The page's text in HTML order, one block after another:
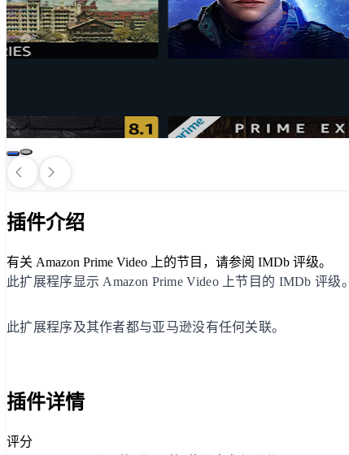
插件介绍
有关 Amazon Prime Video 上的节目，请参阅 IMDb 评级。
此扩展程序显示 Amazon Prime Video 上节目的 IMDb 评级。
此扩展程序及其作者都与亚马逊没有任何关联。
插件详情
评分